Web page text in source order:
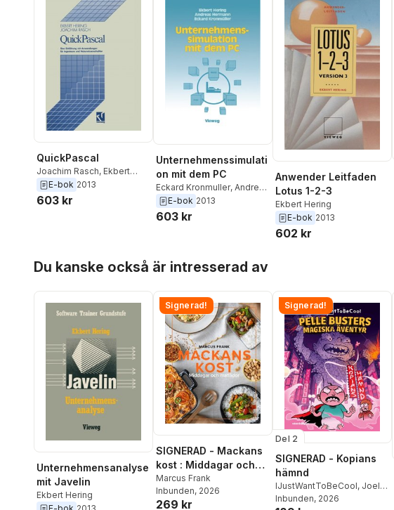
QuickPascal
Joachim Rasch, Ekbert
Hering
E-bok 2013
603 kr
Unternehmenssimulati
on mit dem PC
Eckard Kronmuller, Andreas
Hermann ,Ekbert Hering
E-bok 2013
603 kr
Anwender Leitfaden
Lotus 1-2-3
Ekbert Hering
E-bok 2013
602 kr
Du kanske också är intresserad av
Unternehmensanalyse
mit Javelin
Ekbert Hering
Signerad!
SIGNERAD - Mackans
kost : Middagar och
matlådor
Marcus Frank
Inbunden, 2026
269 kr
Signerad!
Del 2
SIGNERAD - Kopians
hämnd
IJustWantToBeCool, Joel
Adolphson,Emil Ejdemo
Inbunden, 2026